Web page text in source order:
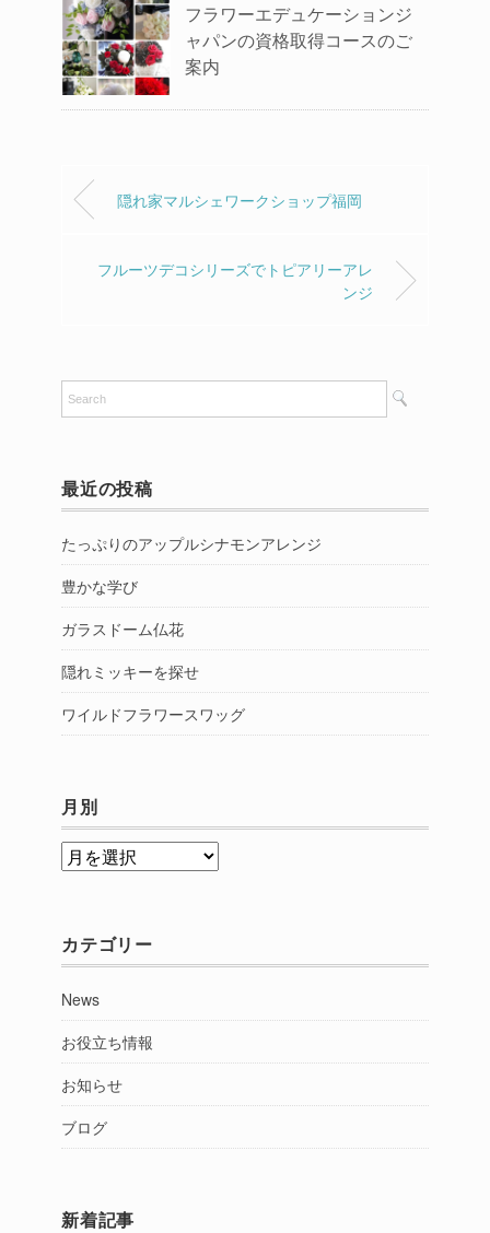
フラワーエデュケーションジ
ャパンの資格取得コースのご
案内
隠れ家マルシェワークショップ福岡
フルーツデコシリーズでトピアリーアレ
ンジ
最近の投稿
たっぷりのアップルシナモンアレンジ
豊かな学び
ガラスドーム仏花
隠れミッキーを探せ
ワイルドフラワースワッグ
月別
月
カテゴリー
News
お役立ち情報
お知らせ
ブログ
新着記事